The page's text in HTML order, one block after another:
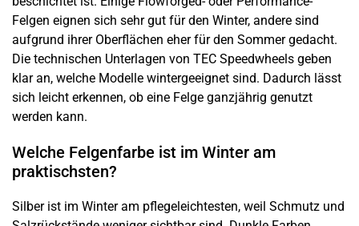
Felgen eignen sich sehr gut für den Winter, andere sind
aufgrund ihrer Oberflächen eher für den Sommer gedacht.
Die technischen Unterlagen von TEC Speedwheels geben
klar an, welche Modelle wintergeeignet sind. Dadurch lässt
sich leicht erkennen, ob eine Felge ganzjährig genutzt
werden kann.
Welche Felgenfarbe ist im Winter am
praktischsten?
Silber ist im Winter am pflegeleichtesten, weil Schmutz und